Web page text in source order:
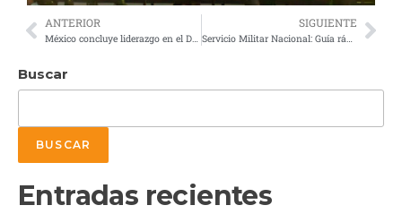
ANTERIOR
México concluye liderazgo en el Diálogo Militar Americano: El traspaso de la presidencia de la C.E.A.
SIGUIENTE
Servicio Militar Nacional: Guía rápida para sacar la Cartilla por primera vez
Buscar
BUSCAR
Entradas recientes